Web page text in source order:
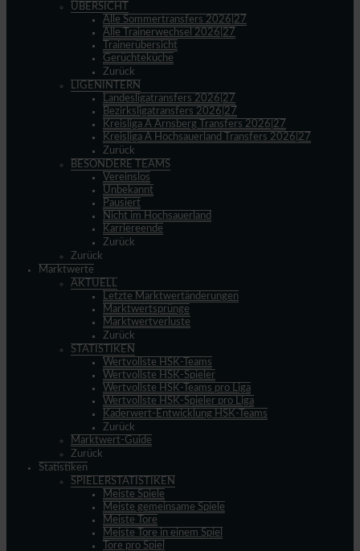
ÜBERSICHT
Alle Sommertransfers 2026|27
Alle Trainerwechsel 2026|27
Trainerübersicht
Gerüchteküche
Zurück
LIGENINTERN
Landesligatransfers 2026|27
Bezirksligatransfers 2026|27
Kreisliga A Arnsberg Transfers 2026|27
Kreisliga A Hochsauerland Transfers 2026|27
Zurück
BESONDERE TEAMS
Vereinslos
Unbekannt
Pausiert
Nicht im Hochsauerland
Karriereende
Zurück
Zurück
Marktwerte
AKTUELL
Letzte Marktwertänderungen
Marktwertsprünge
Marktwertverluste
Zurück
STATISTIKEN
Wertvollste HSK-Teams
Wertvollste HSK-Spieler
Wertvollste HSK-Teams pro Liga
Wertvollste HSK-Spieler pro Liga
Kaderwert-Entwicklung HSK-Teams
Zurück
Marktwert-Guide
Zurück
Statistiken
SPIELERSTATISTIKEN
Meiste Spiele
Meiste gemeinsame Spiele
Meiste Tore
Meiste Tore in einem Spiel
Tore pro Spiel